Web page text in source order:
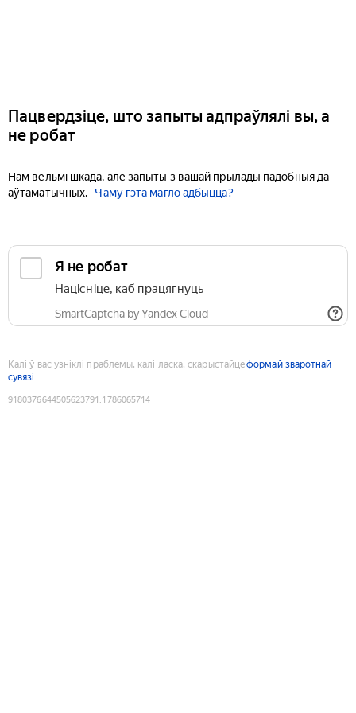
Пацвердзіце, што запыты адпраўлялі вы, а
не робат
Нам вельмі шкада, але запыты з вашай прылады падобныя да
аўтаматычных.
Чаму гэта магло адбыцца?
Я не робат
Націсніце, каб працягнуць
SmartCaptcha by Yandex Cloud
Калі ў вас узніклі праблемы, калі ласка, скарыстайцеформай зваротнай
сувязі
9180376644505623791 :1786065714